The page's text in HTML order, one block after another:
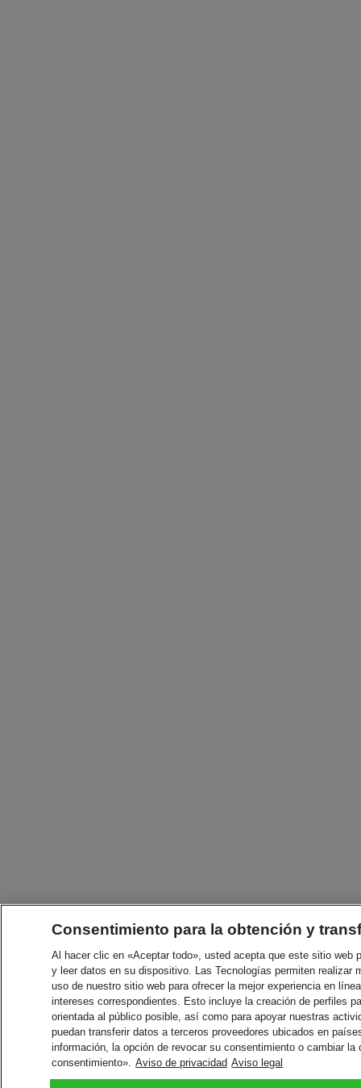
Consentimiento para la obtención y
Al hacer clic en «Aceptar todo», usted acepta que este sitio
y leer datos en su dispositivo. Las Tecnologías permiten
uso de nuestro sitio web para ofrecer la mejor experiencia en
intereses correspondientes. Esto incluye la creación de perfiles
orientada al público posible, así como para apoyar nuestras
puedan transferir datos a terceros proveedores ubicados en
información, la opción de revocar su consentimiento o cambiar
consentimiento». Aviso de privacidad Aviso legal